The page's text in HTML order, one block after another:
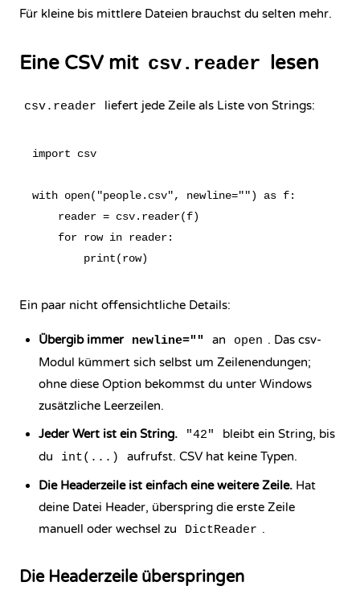
Für kleine bis mittlere Dateien brauchst du selten mehr.
Eine CSV mit csv.reader lesen
csv.reader liefert jede Zeile als Liste von Strings:
import csv
with open("people.csv", newline="") as f:
    reader = csv.reader(f)
    for row in reader:
Ein paar nicht offensichtliche Details:
Übergib immer newline="" an open . Das csv-
Modul kümmert sich selbst um Zeilenendungen;
ohne diese Option bekommst du unter Windows
zusätzliche Leerzeilen.
Jeder Wert ist ein String.
"42"
bleibt ein String, bis
du
int(...)
aufrufst. CSV hat keine Typen.
Die Headerzeile ist einfach eine weitere Zeile. Hat
deine Datei Header, überspring die erste Zeile
manuell oder wechsel zu
DictReader .
Die Headerzeile überspringen